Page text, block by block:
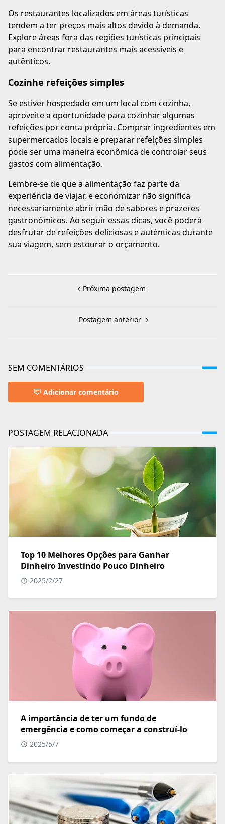
Os restaurantes localizados em áreas turísticas
tendem a ter preços mais altos devido à demanda.
Explore áreas fora das regiões turísticas principais
para encontrar restaurantes mais acessíveis e
autênticos.
Cozinhe refeições simples
Se estiver hospedado em um local com cozinha,
aproveite a oportunidade para cozinhar algumas
refeições por conta própria. Comprar ingredientes em
supermercados locais e preparar refeições simples
pode ser uma maneira econômica de controlar seus
gastos com alimentação.
Lembre-se de que a alimentação faz parte da
experiência de viajar, e economizar não significa
necessariamente abrir mão de sabores e prazeres
gastronômicos. Ao seguir essas dicas, você poderá
desfrutar de refeições deliciosas e autênticas durante
sua viagem, sem estourar o orçamento.
Próxima postagem
Postagem anterior
SEM COMENTÁRIOS
Adicionar comentário
POSTAGEM RELACIONADA
Top 10 Melhores Opções para Ganhar
Dinheiro Investindo Pouco Dinheiro
2025/2/27
A importância de ter um fundo de
emergência e como começar a construí-lo
2025/5/7